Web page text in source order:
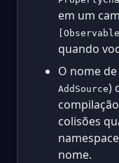
em um
quando
O nome
AddSource)
colisões
nome.